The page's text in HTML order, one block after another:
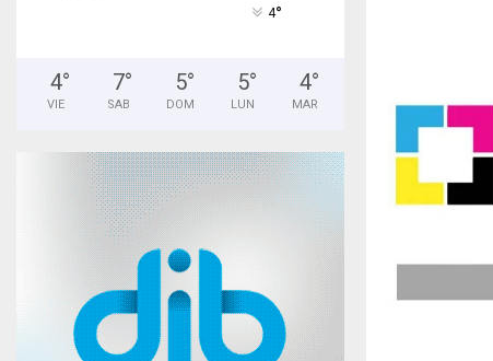
4°
4°
VIE
7°
SAB
5°
DOM
5°
LUN
4°
MAR